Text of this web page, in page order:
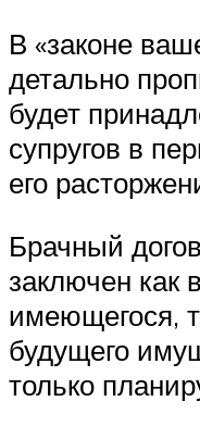
В «законе
детально
будет
супругов в
его
Брачный
заключен как
имеющегося,
будущего
только